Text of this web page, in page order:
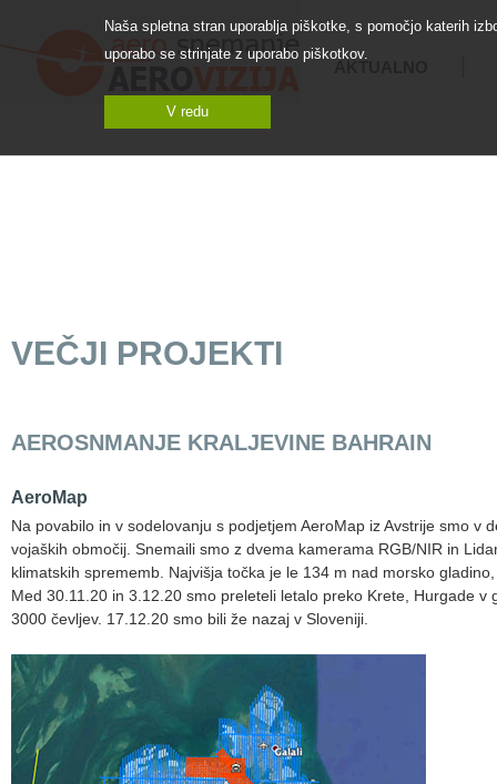
Naša spletna stran uporablja piškotke, s pomočjo katerih
uporabo se strinjate z uporabo piškotkov.
V redu
VEČJI PROJEKTI
AEROSNMANJE KRALJEVINE BAHRAIN
AeroMap
Na povabilo in v sodelovanju s podjetjem AeroMap iz Avstrije smo
vojaških območij. Snemaili smo z dvema kamerama RGB/NIR in
klimatskih sprememb. Najvišja točka je le 134 m nad morsko
Med 30.11.20 in 3.12.20 smo preleteli letalo preko Krete, Hurgade
3000 čevljev. 17.12.20 smo bili že nazaj v Sloveniji.